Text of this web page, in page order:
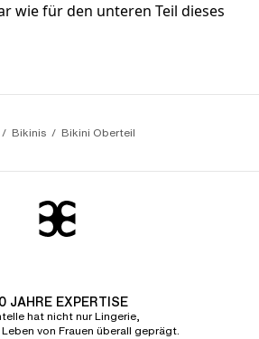
wie für den unteren Teil dieses
Bikinis Bikini Oberteil
JAHRE EXPERTISE
hat nicht nur Lingerie,
von Frauen überall geprägt.